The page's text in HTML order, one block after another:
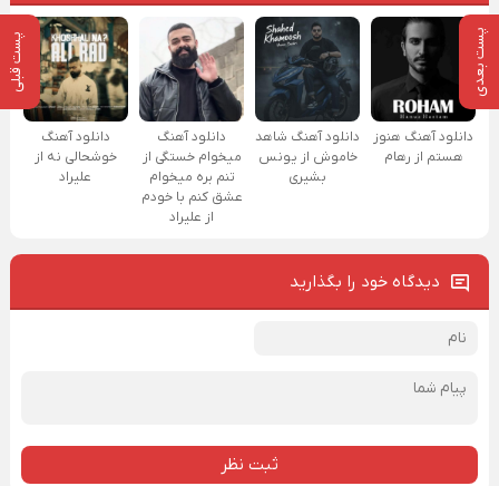
پست بعدی پست قبلی
دانلود آهنگ هنوز
هستم از رهام
دانلود آهنگ شاهد
خاموش از یونس
بشیری
دانلود آهنگ
میخوام خستگی از
تنم بره میخوام
عشق کنم با خودم
از علیراد
دانلود آهنگ
خوشحالی نه از
علیراد
دیدگاه خود را بگذارید
ثبت نظر